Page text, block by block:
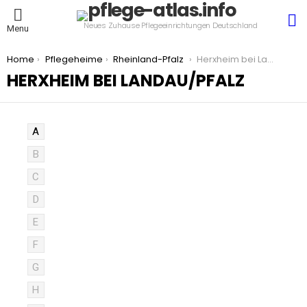
Menu Neues Zuhause Pflegeeinrichtungen Deutschland
You are here:
Home Pflegeheime Rheinland-Pfalz Herxheim bei Landau/Pfalz
HERXHEIM BEI LANDAU/PFALZ
A
B
C
D
E
F
G
H